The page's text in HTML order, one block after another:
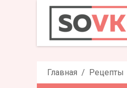
Главная Рецепты